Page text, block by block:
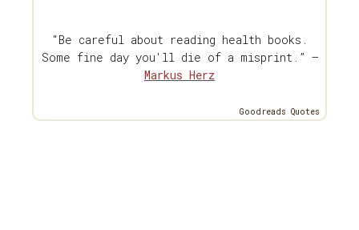
“Be careful about reading health books.
Some fine day you'll die of a misprint.” —
Markus Herz
Goodreads Quotes